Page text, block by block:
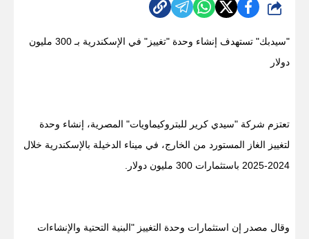
شارك
"سيدبك" تستهدف إنشاء وحدة "تغييز" في الإسكندرية بـ 300 مليون
دولار
تعتزم شركة "سيدي كرير للبتروكيماويات" المصرية، إنشاء وحدة
لتغييز الغاز المستورد من الخارج، في ميناء الدخيلة بالإسكندرية خلال
2024-2025 باستثمارات 300 مليون دولار.
وقال مصدر إن استثمارات وحدة التغييز "البنية التحتية والإنشاءات